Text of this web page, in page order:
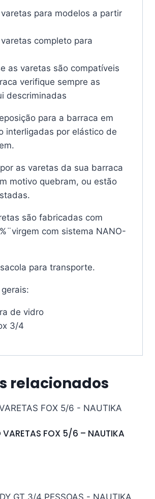
para modelos a partir
completo para
as varetas são compatíveis
verifique sempre as
descriminadas
para a barraca em
interligadas por elástico de
as varetas da sua barraca
motivo quebram, ou estão
são fabricadas com
com sistema NANO-
para transporte.
de vidro
3/4
relacionados
FOX 5/6 – NAUTIKA